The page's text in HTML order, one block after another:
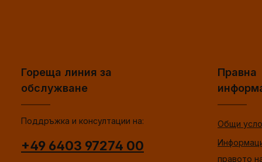
Гореща линия за
обслужване
Поддръжка и консултации на:
+49 6403 97274 00
Правна
Общи
правото